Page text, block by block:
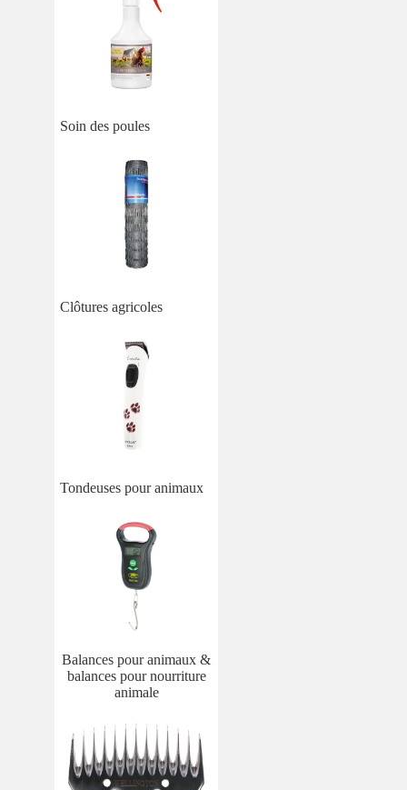
Soin des poules
Clôtures agricoles
Tondeuses pour animaux
Balances pour animaux &
balances pour nourriture
animale